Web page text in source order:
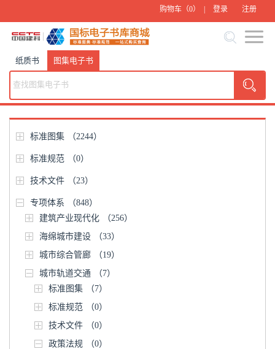
购物车（0） | 登录 注册
纸质书 图集电子书
标准图集 （2244）
标准规范 （0）
技术文件 （23）
专项体系
（848）
建筑产业现代化
（256）
海绵城市建设
（33）
城市综合管廊
（19）
城市轨道交通
（7）
标准图集
（7）
标准规范
（0）
技术文件
（0）
政策法规
（0）